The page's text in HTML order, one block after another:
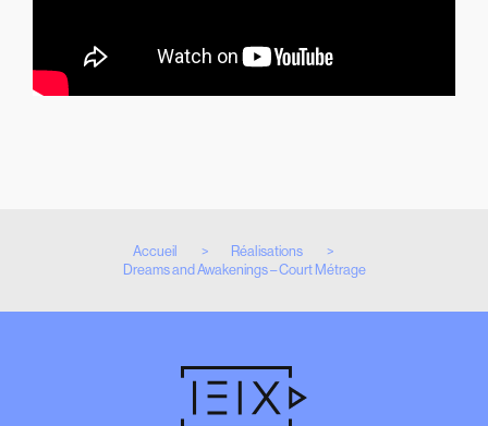
Accueil
Réalisations
Dreams and Awakenings – Court Métrage